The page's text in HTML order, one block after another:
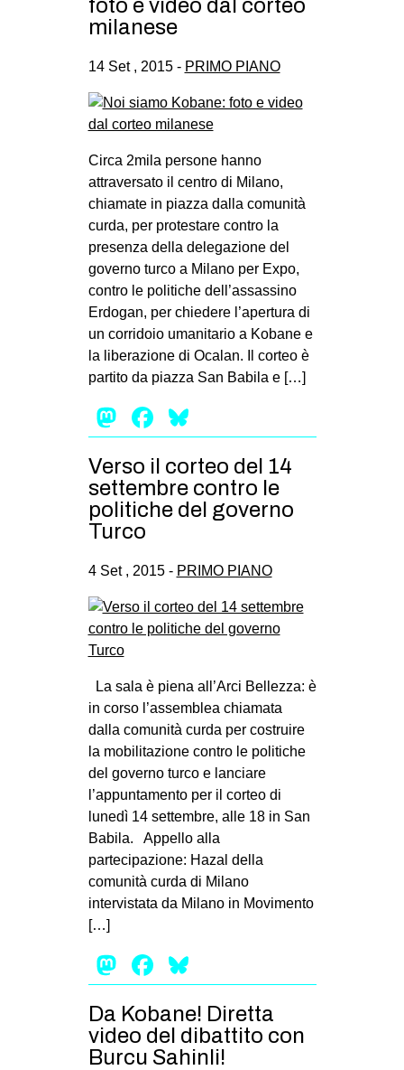
foto e video dal corteo
milanese
14 Set , 2015 - PRIMO PIANO
Circa 2mila persone hanno
attraversato il centro di Milano,
chiamate in piazza dalla comunità
curda, per protestare contro la
presenza della delegazione del
governo turco a Milano per Expo,
contro le politiche dell’assassino
Erdogan, per chiedere l’apertura di
un corridoio umanitario a Kobane e
la liberazione di Ocalan. Il corteo è
partito da piazza San Babila e […]
Mastodon
Facebook
Verso il corteo del 14
settembre contro le
politiche del governo
Turco
4 Set , 2015 - PRIMO PIANO
La sala è piena all’Arci Bellezza: è
in corso l’assemblea chiamata
dalla comunità curda per costruire
la mobilitazione contro le politiche
del governo turco e lanciare
l’appuntamento per il corteo di
lunedì 14 settembre, alle 18 in San
Babila. Appello alla
partecipazione: Hazal della
comunità curda di Milano
intervistata da Milano in Movimento
[…]
Mastodon
Facebook
Da Kobane! Diretta
video del dibattito con
Burcu Sahinli!